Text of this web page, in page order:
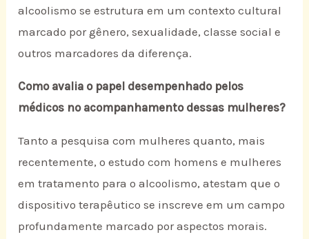
alcoolismo se estrutura em um contexto cultural
marcado por gênero, sexualidade, classe social e
outros marcadores da diferença.
Como avalia o papel desempenhado pelos
médicos no acompanhamento dessas mulheres?
Tanto a pesquisa com mulheres quanto, mais
recentemente, o estudo com homens e mulheres
em tratamento para o alcoolismo, atestam que o
dispositivo terapêutico se inscreve em um campo
profundamente marcado por aspectos morais.